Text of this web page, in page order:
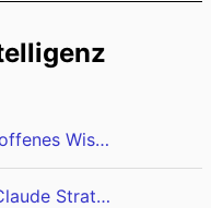
Showerthoughts: QR-Codes, offenes Wissen und verpasste Produktivität
LEAKED: Anthropic's Secret Claude Strategy